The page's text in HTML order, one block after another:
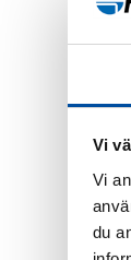
Vi
Vi
du